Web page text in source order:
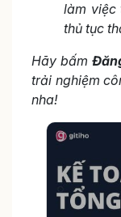
làm việc
thủ tục
Hãy bấm
trải nghiệm
nha!